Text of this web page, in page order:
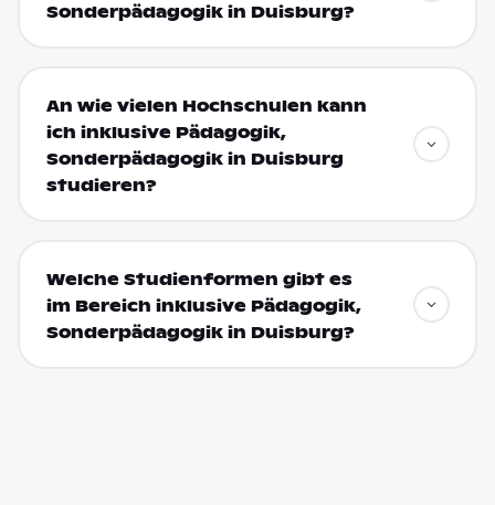
Sonderpädagogik in Duisburg?
An wie vielen Hochschulen kann
ich inklusive Pädagogik,
Sonderpädagogik in Duisburg
studieren?
Welche Studienformen gibt es
im Bereich inklusive Pädagogik,
Sonderpädagogik in Duisburg?